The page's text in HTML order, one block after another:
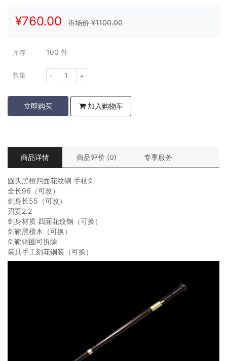
¥760.00 市场价 ¥1100.00
库存 100 件
数量 - +
立即购买 加入购物车
商品详情 商品评价 (0) 专享服务
圆头黑檀四面花纹钢 手杖剑
全长96（可改）
剑身长55（可改）
刃宽2.2
剑身材质 四面花纹钢（可换）
剑鞘黑檀木（可换）
剑鞘铜圈可拆除
装具手工刻花铜装（可换）